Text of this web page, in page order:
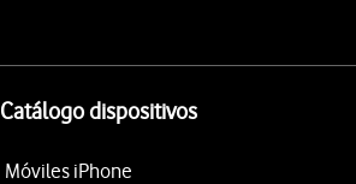
Catálogo dispositivos
Móviles iPhone